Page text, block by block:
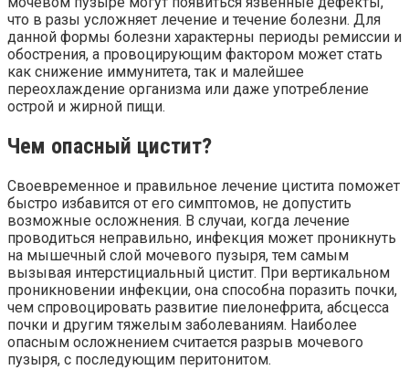
что в разы усложняет лечение и течение болезни. Для
данной формы болезни характерны периоды ремиссии и
обострения, а провоцирующим фактором может стать
как снижение иммунитета, так и малейшее
переохлаждение организма или даже употребление
острой и жирной пищи.
Чем опасный цистит?
Своевременное и правильное лечение цистита поможет
быстро избавится от его симптомов, не допустить
возможные осложнения. В случаи, когда лечение
проводиться неправильно, инфекция может проникнуть
на мышечный слой мочевого пузыря, тем самым
вызывая интерстициальный цистит. При вертикальном
проникновении инфекции, она способна поразить почки,
чем спровоцировать развитие пиелонефрита, абсцесса
почки и другим тяжелым заболеваниям. Наиболее
опасным осложнением считается разрыв мочевого
пузыря, с последующим перитонитом.